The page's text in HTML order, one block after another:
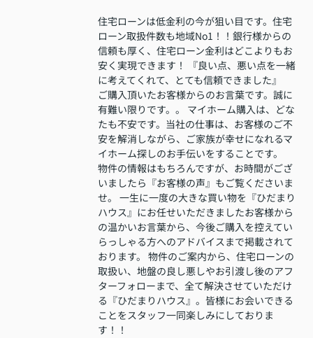
住宅ローンは低金利の今が狙い目です。住宅
ローン取扱件数も地域No1！！銀行様からの
信頼も厚く、住宅ローン金利はどこよりもお
安く実現できます！ 『良い点、悪い点を一緒
に考えてくれて、とても信頼できました』
ご購入頂いたお客様からのお言葉です。誠に
有難い限りです。。 マイホーム購入は、どな
たも不安です。当社の仕事は、お客様のご不
安を解消しながら、ご家族が幸せになれるマ
イホーム探しのお手伝いをすることです。
物件の情報はもちろんですが、お時間がござ
いましたら『お客様の声』もご覧くださいま
せ。 一生に一度の大きな買い物を『ひだまり
ハウス』にお任せいただきましたお客様から
の温かいお言葉から、今後ご購入を控えてい
らっしゃる方へのアドバイスまで掲載されて
おります。 物件のご案内から、住宅ローンの
取扱い、地盤の良し悪しやお引渡し後のアフ
ターフォローまで、全て解決させていただけ
る『ひだまりハウス』。皆様にお会いできる
ことをスタッフ一同楽しみにしておりま
す！！